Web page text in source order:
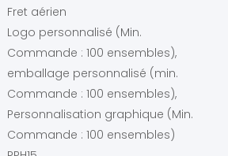
Fret aérien
Logo personnalisé (Min.
Commande : 100 ensembles),
emballage personnalisé (min.
Commande : 100 ensembles),
Personnalisation graphique (Min.
Commande : 100 ensembles)